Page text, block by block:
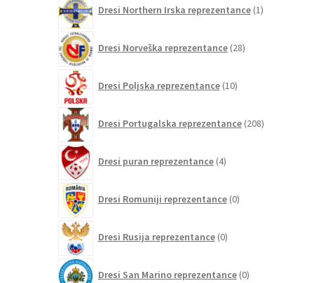
Dresi Northern Irska reprezentance 1izdelek
Dresi Norveška reprezentance 28izdelkov
Dresi Poljska reprezentance 10izdelkov
Dresi Portugalska reprezentance 208izdelkov
Dresi puran reprezentance 4izdelki
Dresi Romuniji reprezentance 0izdelkov
Dresi Rusija reprezentance 0izdelkov
Dresi San Marino reprezentance 0